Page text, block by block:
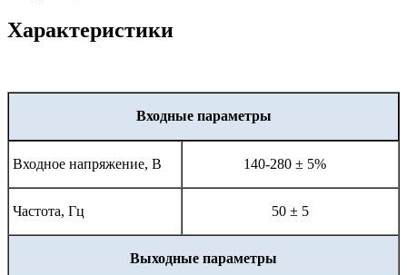
Характеристики
Входные параметры
Входное напряжение, В 140-280 ± 5%
Частота, Гц 50 ± 5
Выходные параметры